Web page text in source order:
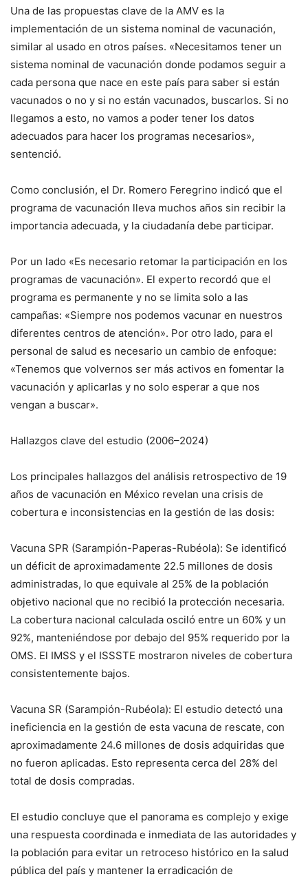
Una de las propuestas clave de la AMV es la
implementación de un sistema nominal de vacunación,
similar al usado en otros países. «Necesitamos tener un
sistema nominal de vacunación donde podamos seguir a
cada persona que nace en este país para saber si están
vacunados o no y si no están vacunados, buscarlos. Si no
llegamos a esto, no vamos a poder tener los datos
adecuados para hacer los programas necesarios»,
sentenció.
Como conclusión, el Dr. Romero Feregrino indicó que el
programa de vacunación lleva muchos años sin recibir la
importancia adecuada, y la ciudadanía debe participar.
Por un lado «Es necesario retomar la participación en los
programas de vacunación». El experto recordó que el
programa es permanente y no se limita solo a las
campañas: «Siempre nos podemos vacunar en nuestros
diferentes centros de atención». Por otro lado, para el
personal de salud es necesario un cambio de enfoque:
«Tenemos que volvernos ser más activos en fomentar la
vacunación y aplicarlas y no solo esperar a que nos
vengan a buscar».
Hallazgos clave del estudio (2006–2024)
Los principales hallazgos del análisis retrospectivo de 19
años de vacunación en México revelan una crisis de
cobertura e inconsistencias en la gestión de las dosis:
Vacuna SPR (Sarampión-Paperas-Rubéola): Se identificó
un déficit de aproximadamente 22.5 millones de dosis
administradas, lo que equivale al 25% de la población
objetivo nacional que no recibió la protección necesaria.
La cobertura nacional calculada osciló entre un 60% y un
92%, manteniéndose por debajo del 95% requerido por la
OMS. El IMSS y el ISSSTE mostraron niveles de cobertura
consistentemente bajos.
Vacuna SR (Sarampión-Rubéola): El estudio detectó una
ineficiencia en la gestión de esta vacuna de rescate, con
aproximadamente 24.6 millones de dosis adquiridas que
no fueron aplicadas. Esto representa cerca del 28% del
total de dosis compradas.
El estudio concluye que el panorama es complejo y exige
una respuesta coordinada e inmediata de las autoridades y
la población para evitar un retroceso histórico en la salud
pública del país y mantener la erradicación de